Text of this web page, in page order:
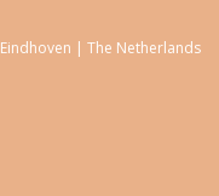
| The Netherlands